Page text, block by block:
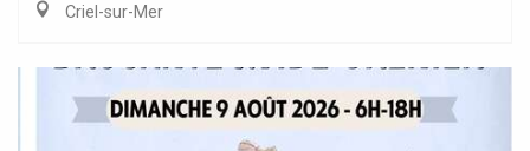
Criel-sur-Mer